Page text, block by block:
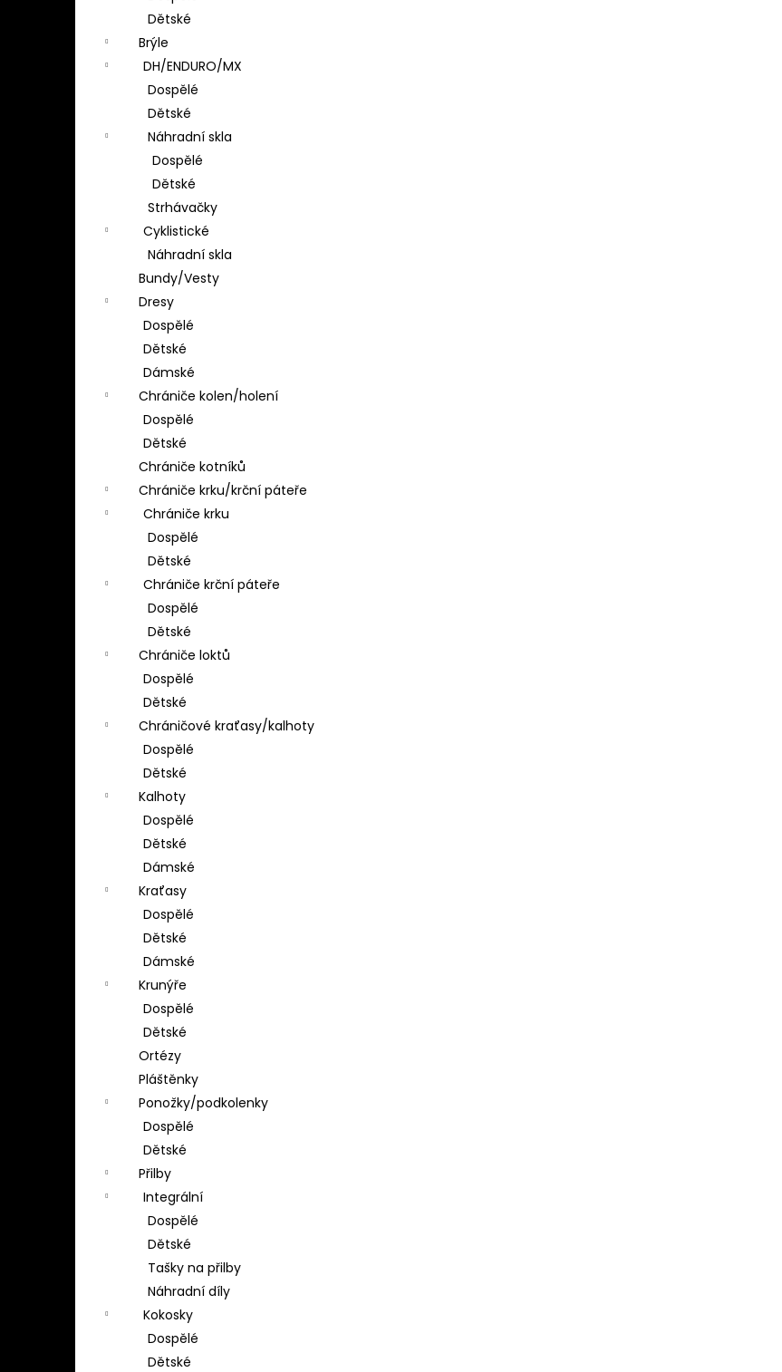
Dětské
Brýle
DH/ENDURO/MX
Dospělé
Dětské
Náhradní skla
Dospělé
Dětské
Strhávačky
Cyklistické
Náhradní skla
Bundy/Vesty
Dresy
Dospělé
Dětské
Dámské
Chrániče kolen/holení
Dospělé
Dětské
Chrániče kotníků
Chrániče krku/krční páteře
Chrániče krku
Dospělé
Dětské
Chrániče krční páteře
Dospělé
Dětské
Chrániče loktů
Dospělé
Dětské
Chráničové kraťasy/kalhoty
Dospělé
Dětské
Kalhoty
Dospělé
Dětské
Dámské
Kraťasy
Dospělé
Dětské
Dámské
Krunýře
Dospělé
Dětské
Ortézy
Pláštěnky
Ponožky/podkolenky
Dospělé
Dětské
Přilby
Integrální
Dospělé
Dětské
Tašky na přilby
Náhradní díly
Kokosky
Dospělé
Dětské